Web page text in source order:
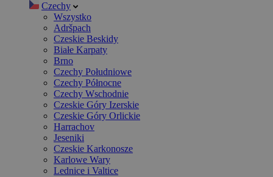
Czechy
Wszystko
Adršpach
Czeskie Beskidy
Białe Karpaty
Brno
Czechy Południowe
Czechy Północne
Czechy Wschodnie
Czeskie Góry Izerskie
Czeskie Góry Orlickie
Harrachov
Jeseniki
Czeskie Karkonosze
Karlowe Wary
Lednice i Valtice